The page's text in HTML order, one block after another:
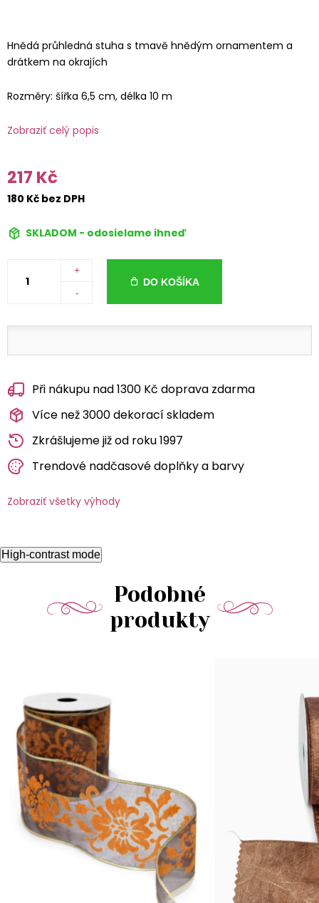
Hnědá průhledná stuha s tmavě hnědým ornamentem a
drátkem na okrajích
Rozměry: šířka 6,5 cm, délka 10 m
Zobraziť celý popis
217 Kč
180 Kč bez DPH
SKLADOM - odosielame ihneď
+
-
DO KOŠÍKA
Při nákupu nad 1300 Kč doprava zdarma
Více než 3000 dekorací skladem
Zkrášlujeme již od roku 1997
Trendové nadčasové doplňky a barvy
Zobraziť všetky výhody
High-contrast mode
Podobné
produkty